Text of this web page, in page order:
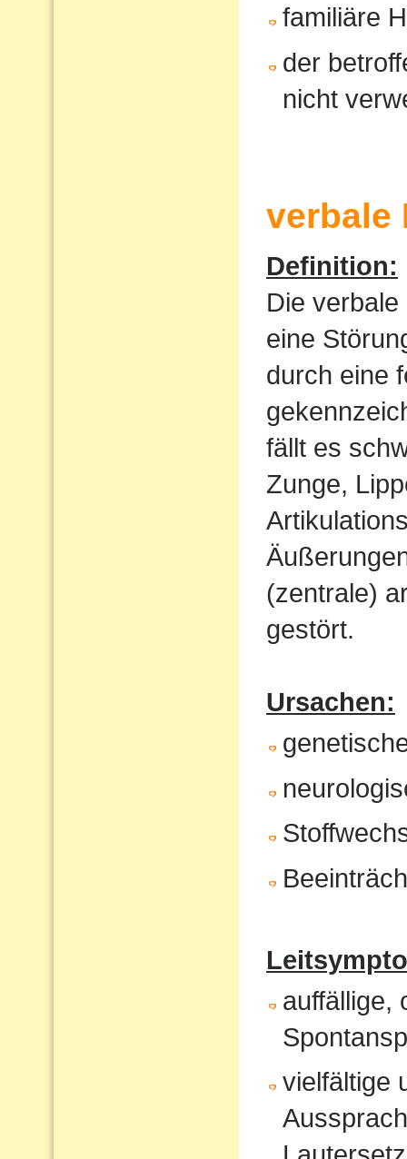
familiäre
der
nicht
verbale
Definition:
Die
eine
durch eine
fällt es
Zunge,
(zentrale)
gestört.
Ursachen:
auffällige,
vielfältige